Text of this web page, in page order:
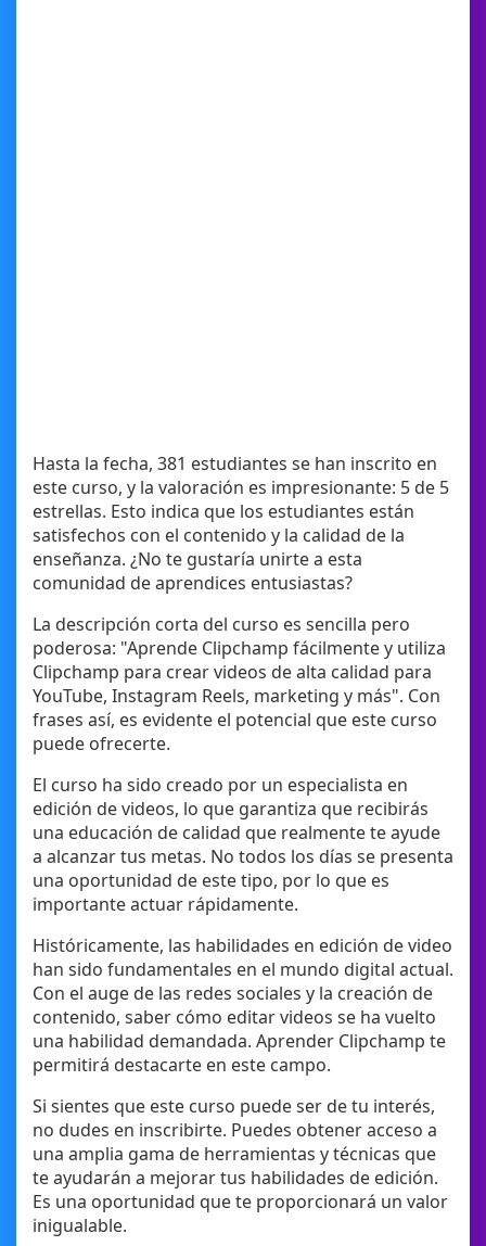
Hasta la fecha, 381 estudiantes se han inscrito en
este curso, y la valoración es impresionante: 5 de 5
estrellas. Esto indica que los estudiantes están
satisfechos con el contenido y la calidad de la
enseñanza. ¿No te gustaría unirte a esta
comunidad de aprendices entusiastas?
La descripción corta del curso es sencilla pero
poderosa: "Aprende Clipchamp fácilmente y utiliza
Clipchamp para crear videos de alta calidad para
YouTube, Instagram Reels, marketing y más". Con
frases así, es evidente el potencial que este curso
puede ofrecerte.
El curso ha sido creado por un especialista en
edición de videos, lo que garantiza que recibirás
una educación de calidad que realmente te ayude
a alcanzar tus metas. No todos los días se presenta
una oportunidad de este tipo, por lo que es
importante actuar rápidamente.
Históricamente, las habilidades en edición de video
han sido fundamentales en el mundo digital actual.
Con el auge de las redes sociales y la creación de
contenido, saber cómo editar videos se ha vuelto
una habilidad demandada. Aprender Clipchamp te
permitirá destacarte en este campo.
Si sientes que este curso puede ser de tu interés,
no dudes en inscribirte. Puedes obtener acceso a
una amplia gama de herramientas y técnicas que
te ayudarán a mejorar tus habilidades de edición.
Es una oportunidad que te proporcionará un valor
inigualable.